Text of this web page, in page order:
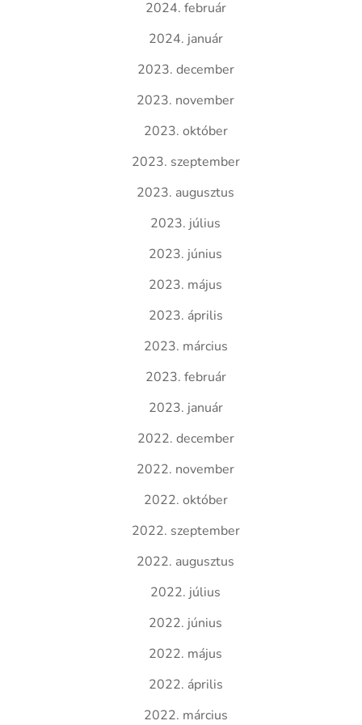
2024. február
2024. január
2023. december
2023. november
2023. október
2023. szeptember
2023. augusztus
2023. július
2023. június
2023. május
2023. április
2023. március
2023. február
2023. január
2022. december
2022. november
2022. október
2022. szeptember
2022. augusztus
2022. július
2022. június
2022. május
2022. április
2022. március